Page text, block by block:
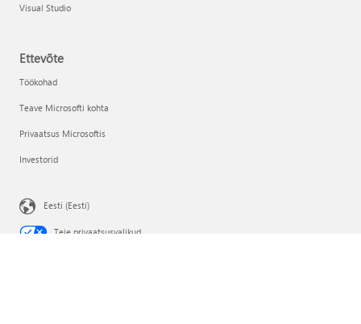
Visual Studio
Ettevõte
Töökohad
Teave Microsofti kohta
Privaatsus Microsoftis
Investorid
Eesti (Eesti)
Teie privaatsusvalikud